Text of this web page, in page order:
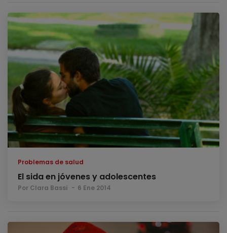
Problemas de salud
El sida en jóvenes y adolescentes
Por Clara Bassi 6 Ene 2014